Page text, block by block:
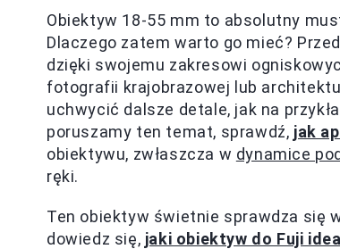
Obiektyw 18-55 mm to absolutny
Dlaczego zatem warto go mieć?
dzięki swojemu zakresowi
fotografii krajobrazowej lub
uchwycić dalsze detale, jak na
poruszamy ten temat, sprawdź, jak
obiektywu, zwłaszcza w dynamice
ręki.
Ten obiektyw świetnie sprawdza się
dowiedz się, jaki obiektyw do Fuji